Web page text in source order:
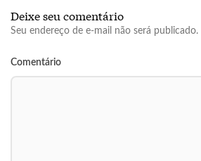
Deixe seu comentário
Seu endereço de e-mail não será publicado.
Comentário